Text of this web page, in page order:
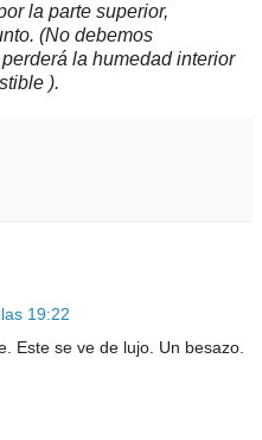
la parte superior,
(No debemos
la humedad interior
).
19:22
Este se ve de lujo. Un besazo.